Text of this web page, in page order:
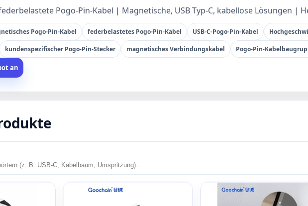
Pogo-Pin-Kabel | Magnetische, USB Typ-C, kabellose Lösungen |
Pogo-Pin-Kabel federbelastetes Pogo-Pin-Kabel USB-C-Pogo-Pin-Kabel
kundenspezifischer Pogo-Pin-Stecker magnetisches Verbindungskabel Pogo-Pin-
an